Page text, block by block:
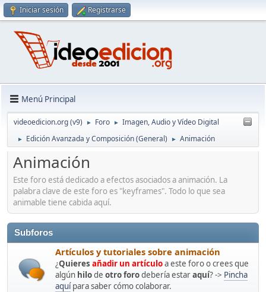
Iniciar sesión Registrarse
Menú Principal
videoedicion.org (v9) ► Foro ► Imagen, Audio y Vídeo Digital
► Edición Avanzada y Composición (General) ► Animación
Animación
Este foro está dedicado a efectos asociados a animación. La
palabra clave de este foro es "keyframes". Todo lo que sea
animable tiene cabida aquí.
Subforos
Artículos y tutoriales sobre animación
¿Quieres añadir un artículoa este foro o crees que
algún hilode otro forodebería estaraquí? -> Pincha
aquípara saber cómo colaborar.